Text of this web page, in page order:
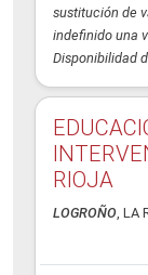
sustitución de
indefinido una
Disponibilidad
RIOJA
LOGROÑO, LA